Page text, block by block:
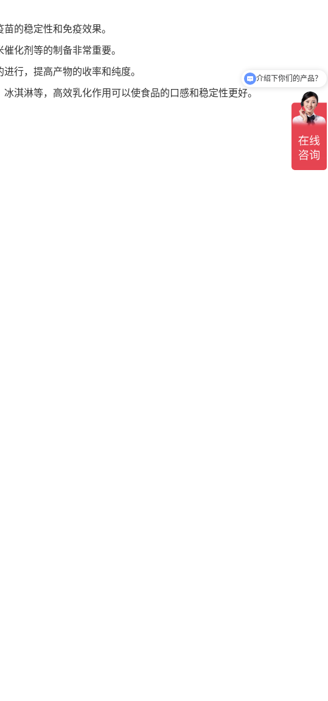
的稳定性和免疫效果。
化剂等的制备非常重要。
行，提高产物的收率和纯度。
淇淋等，高效乳化作用可以使食品的口感和稳定性更好。
介绍下你们的产品？